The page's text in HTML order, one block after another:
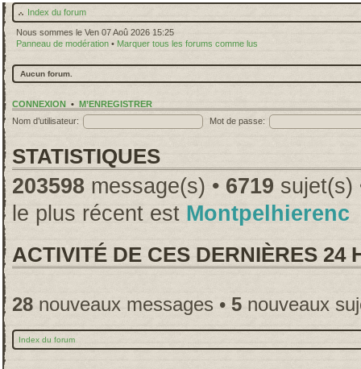
Index du forum
Nous sommes le Ven 07 Aoû 2026 15:25
Panneau de modération • Marquer tous les forums comme lus
Aucun forum.
CONNEXION • M’ENREGISTRER
Nom d’utilisateur:
Mot de passe:
STATISTIQUES
203598 message(s) • 6719 sujet(s)
le plus récent est Montpelhierenc
ACTIVITÉ DE CES DERNIÈRES 24
28 nouveaux messages • 5 nouveaux
Index du forum